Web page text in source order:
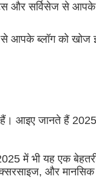
और सर्विसेज से आपके
आपके ब्लॉग को खोज
हैं। आइए जानते हैं
में भी यह एक
और मानसिक